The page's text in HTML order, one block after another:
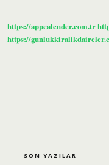
Gider
https://appcalender.com.tr
https://
SON YAZILAR